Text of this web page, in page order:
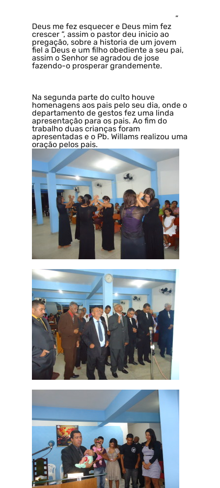
”
Deus me fez esquecer e Deus mim fez
crescer “, assim o pastor deu inicio ao
pregação, sobre a historia de um jovem
fiel a Deus e um filho obediente a seu pai,
assim o Senhor se agradou de jose
fazendo-o prosperar grandemente.
Na segunda parte do culto houve
homenagens aos pais pelo seu dia, onde o
departamento de gestos fez uma linda
apresentação para os pais. Ao fim do
trabalho duas crianças foram
apresentadas e o Pb. Willams realizou uma
oração pelos pais.